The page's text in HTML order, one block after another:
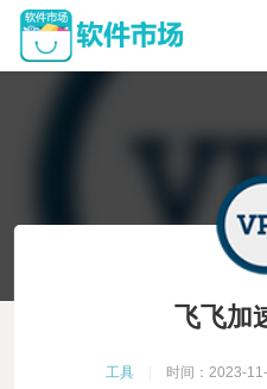
飞飞加
工具 时间：2023-